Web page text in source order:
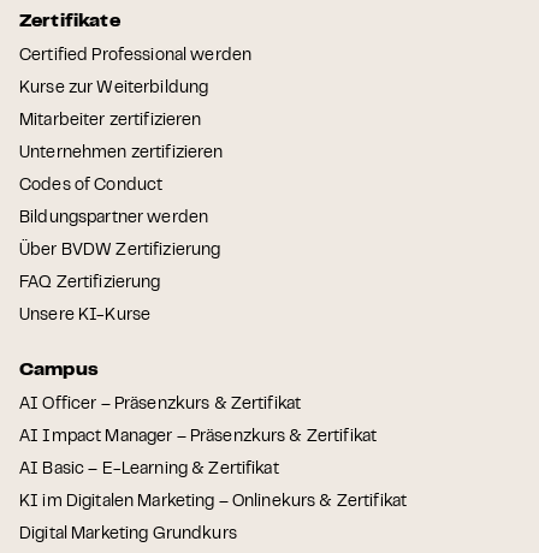
Zertifikate
Certified Professional werden
Kurse zur Weiterbildung
Mitarbeiter zertifizieren
Unternehmen zertifizieren
Codes of Conduct
Bildungspartner werden
Über BVDW Zertifizierung
FAQ Zertifizierung
Unsere KI-Kurse
Campus
AI Officer – Präsenzkurs & Zertifikat
AI Impact Manager – Präsenzkurs & Zertifikat
AI Basic – E-Learning & Zertifikat
KI im Digitalen Marketing – Onlinekurs & Zertifikat
Digital Marketing Grundkurs